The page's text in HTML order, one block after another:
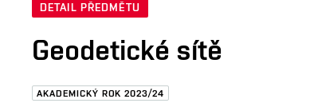
DETAIL PŘEDMĚTU
Geodetické sítě
AKADEMICKÝ ROK 2023/24